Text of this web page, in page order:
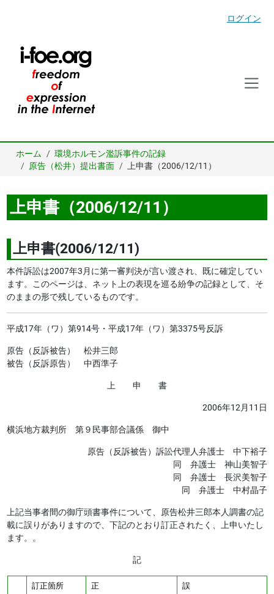
ログイン
ホーム
環境ホルモン濫訴事件の記録
原告（松井）提出書面
上申書（2006/12/11）
上申書（2006/12/11）
上申書(2006/12/11)
本件訴訟は2007年3月に第一審判決が言い渡され、既に確定してい
ます。このページは、ネット上の表現を巡る紛争の記録として、そ
のままの形で残しているものです。
平成17年（ワ）第914号・平成17年（ワ）第3375号反訴
原告（反訴被告） 松井三郎
被告（反訴原告） 中西準子
上 申 書
2006年12月11日
横浜地方裁判所 第９民事部合議係 御中
原告（反訴被告）訴訟代理人弁護士 中下裕子
同 弁護士 神山美智子
同 弁護士 長沢美智子
同 弁護士 中村晶子
上記当事者間の御庁頭書事件について、原告松井三郎本人調書の記
載に誤りがありますので、下記のとおり訂正されたく、上申いたし
ます。。
記
訂正箇所 正 誤